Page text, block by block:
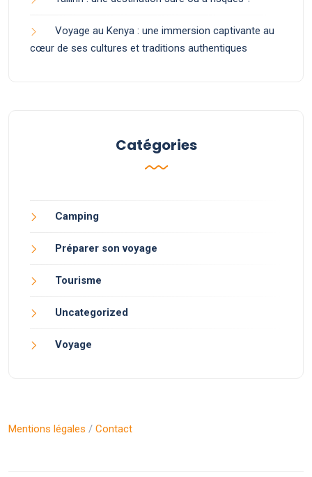
Voyage au Kenya : une immersion captivante au
cœur de ses cultures et traditions authentiques
Catégories
Camping
Préparer son voyage
Tourisme
Uncategorized
Voyage
Mentions légales / Contact